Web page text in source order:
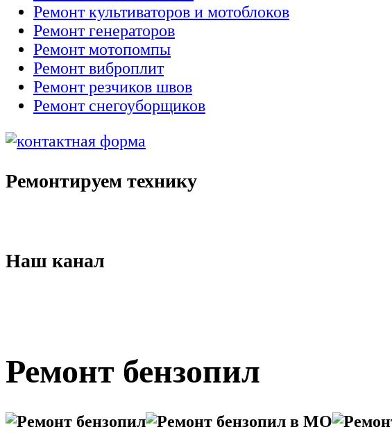
Ремонт культиваторов и мотоблоков
Ремонт генераторов
Ремонт мотопомпы
Ремонт виброплит
Ремонт резчиков швов
Ремонт снегоуборщиков
Ремонтируем технику
Наш канал
Ремонт бензопил